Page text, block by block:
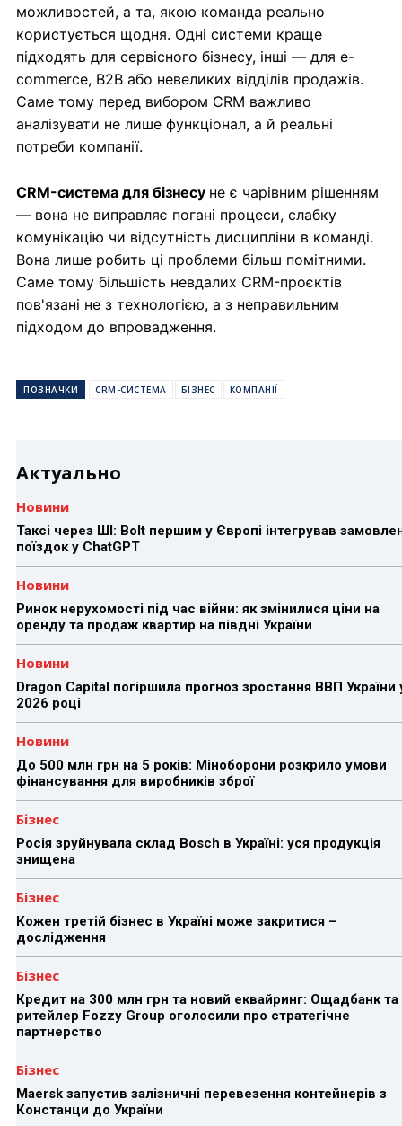
можливостей, а та, якою команда реально
користується щодня. Одні системи краще
підходять для сервісного бізнесу, інші — для e-
commerce, B2B або невеликих відділів продажів.
Саме тому перед вибором CRM важливо
аналізувати не лише функціонал, а й реальні
потреби компанії.
CRM-система для бізнесу не є чарівним рішенням
— вона не виправляє погані процеси, слабку
комунікацію чи відсутність дисципліни в команді.
Вона лише робить ці проблеми більш помітними.
Саме тому більшість невдалих CRM-проєктів
пов'язані не з технологією, а з неправильним
підходом до впровадження.
ПОЗНАЧКИ CRM-СИСТЕМА БІЗНЕС КОМПАНІЇ
Актуально
Новини
Таксі через ШІ: Bolt першим у Європі інтегрував
поїздок у ChatGPT
Новини
Ринок нерухомості під час війни: як змінилися ціни на
оренду та продаж квартир на півдні України
Новини
Dragon Capital погіршила прогноз зростання ВВП України
2026 році
Новини
До 500 млн грн на 5 років: Міноборони розкрило умови
фінансування для виробників зброї
Бізнес
Росія зруйнувала склад Bosch в Україні: уся продукція
знищена
Бізнес
Кожен третій бізнес в Україні може закритися –
дослідження
Бізнес
Кредит на 300 млн грн та новий еквайринг: Ощадбанк та
ритейлер Fozzy Group оголосили про стратегічне
партнерство
Бізнес
Maersk запустив залізничні перевезення контейнерів з
Констанци до України